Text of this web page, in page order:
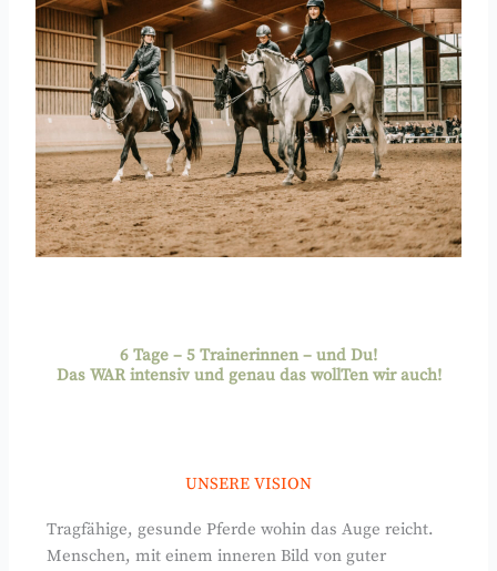
6 Tage – 5 Trainerinnen – und Du!
Das WAR intensiv und genau das wollTen wir auch!
UNSERE VISION
Tragfähige, gesunde Pferde wohin das Auge reicht.
Menschen, mit einem inneren Bild von guter